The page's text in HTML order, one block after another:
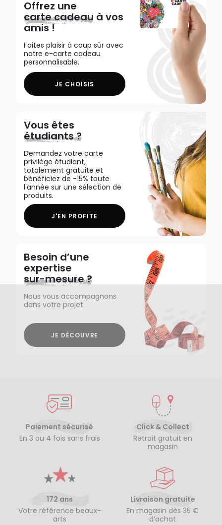
Offrez une
carte cadeau à vos
amis !
Faites plaisir à coup sûr avec
notre e-carte cadeau
personnalisable.
JE CHOISIS
Vous êtes
étudiants ?
Demandez votre carte
privilège étudiant,
totalement gratuite et
bénéficiez de -15% toute
l'année sur une sélection de
produits.
J'EN PROFITE
Besoin d’une
expertise
sur-mesure ?
Nous vous accompagnons
dans votre projet
JE DÉCOUVRE
Paiement sécurisé
En 3 ou 4 fois sans frais
Click & Collect
Retrait gratuit en
magasin
172 ans
Votre référence beaux-
arts
Livraison gratuite
En magasin dès 35 €
d’achat